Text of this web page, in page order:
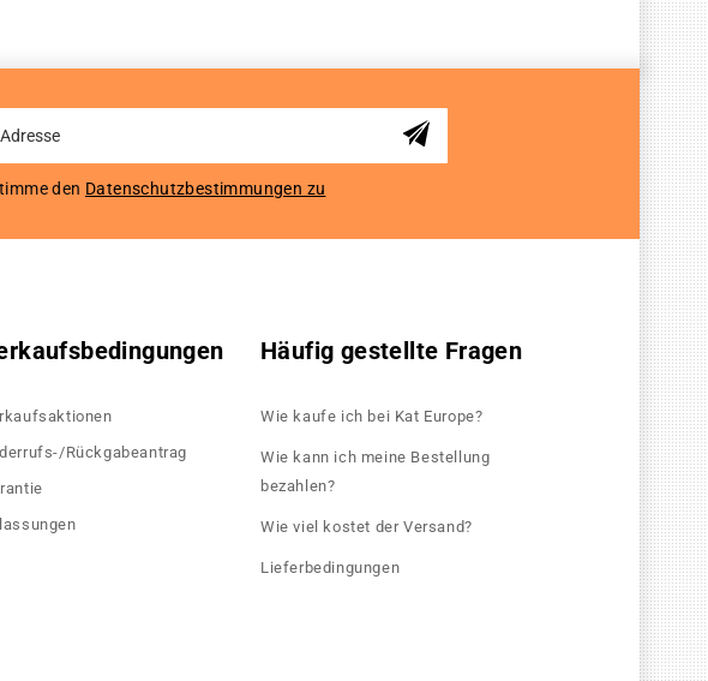
den Datenschutzbestimmungen zu
Rückgabeantrag
Häufig gestellte Fragen
Wie kaufe ich bei Kat Europe?
Wie kann ich meine Bestellung
bezahlen?
Wie viel kostet der Versand?
Lieferbedingungen